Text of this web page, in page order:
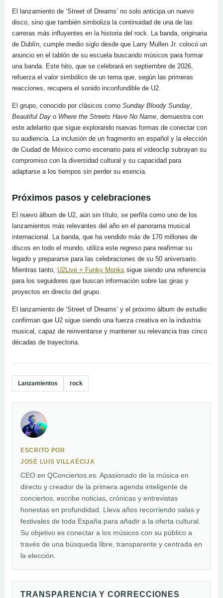
El lanzamiento de ‘Street of Dreams’ no solo anticipa un nuevo
disco, sino que también simboliza la continuidad de una de las
carreras más influyentes en la historia del rock. La banda, originaria
de Dublín, cumple medio siglo desde que Larry Mullen Jr. colocó un
anuncio en el tablón de su escuela buscando músicos para formar
una banda. Este hito, que se celebrará en septiembre de 2026,
refuerza el valor simbólico de un tema que, según las primeras
reacciones, recupera el sonido inconfundible de U2.
El grupo, conocido por clásicos como Sunday Bloody Sunday,
Beautiful Day o Where the Streets Have No Name, demuestra con
este adelanto que sigue explorando nuevas formas de conectar con
su audiencia. La inclusión de un fragmento en español y la elección
de Ciudad de México como escenario para el videoclip subrayan su
compromiso con la diversidad cultural y su capacidad para
adaptarse a los tiempos sin perder su esencia.
Próximos pasos y celebraciones
El nuevo álbum de U2, aún sin título, se perfila como uno de los
lanzamientos más relevantes del año en el panorama musical
internacional. La banda, que ha vendido más de 170 millones de
discos en todo el mundo, utiliza este regreso para reafirmar su
legado y prepararse para las celebraciones de su 50 aniversario.
Mientras tanto, U2Live + Funky Monks sigue siendo una referencia
para los seguidores que buscan información sobre las giras y
proyectos en directo del grupo.
El lanzamiento de ‘Street of Dreams’ y el próximo álbum de estudio
confirman que U2 sigue siendo una fuerza creativa en la industria
musical, capaz de reinventarse y mantener su relevancia tras cinco
décadas de trayectoria.
Lanzamientos rock
ESCRITO POR
JOSÉ LUIS VILLAÉCIJA
CEO en QConciertos.es. Apasionado de la música en
directo y creador de la primera agenda inteligente de
conciertos, escribe noticias, crónicas y entrevistas
honestas en profundidad. Lleva años recorriendo salas y
festivales de toda España para añadir a la oferta cultural.
Su objetivo es conectar a los músicos con su público a
través de una búsqueda libre, transparente y centrada en
la elección.
TRANSPARENCIA Y CORRECCIONES